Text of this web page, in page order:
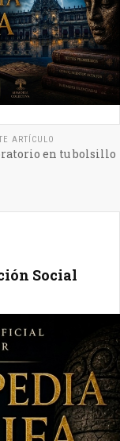
ARTÍCULO
en tu bolsillo
Social